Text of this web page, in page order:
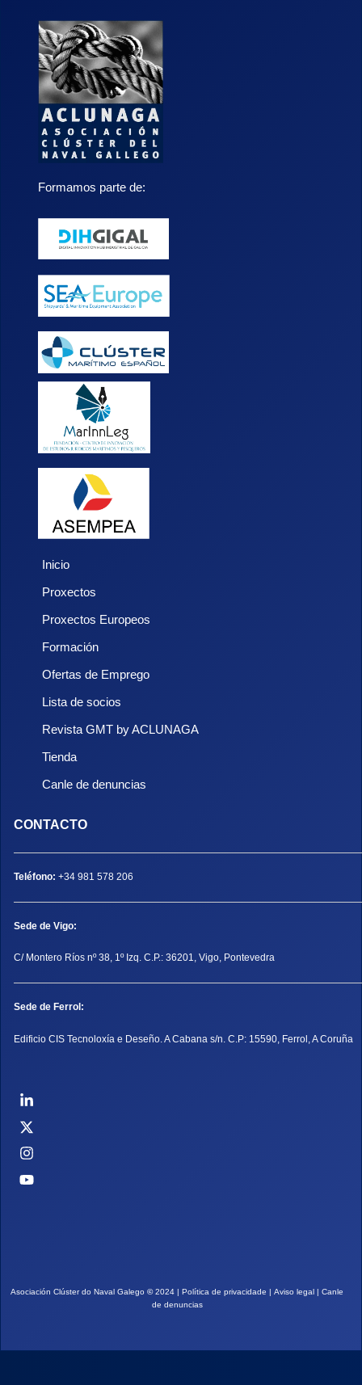
Formamos parte de:
Inicio
Proxectos
Proxectos Europeos
Formación
Ofertas de Emprego
Lista de socios
Revista GMT by ACLUNAGA
Tienda
Canle de denuncias
CONTACTO
Teléfono: +34 981 578 206
Sede de Vigo:
C/ Montero Ríos nº 38, 1º Izq. C.P.: 36201, Vigo, Pontevedra
Sede de Ferrol:
Edificio CIS Tecnoloxía e Deseño. A Cabana s/n. C.P: 15590, Ferrol, A Coruña
Asociación Clúster do Naval Galego ©2024 | Política de privacidade | Aviso legal | Canle
de denuncias